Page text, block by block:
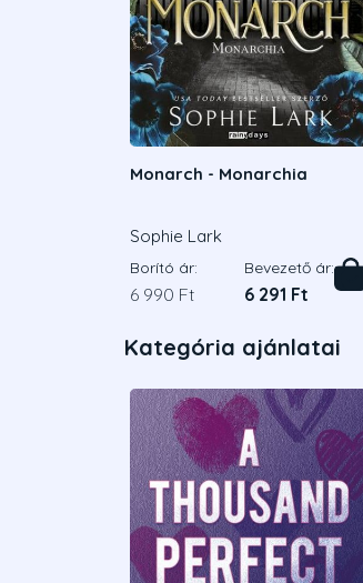
Monarch - Monarchia
Sophie Lark
Borító ár:
6 990 Ft
Bevezető ár:
6 291 Ft
Kategória ajánlatai